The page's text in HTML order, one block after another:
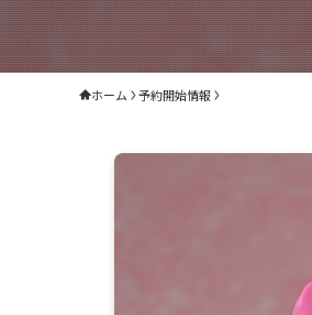
ホーム 予約開始情報